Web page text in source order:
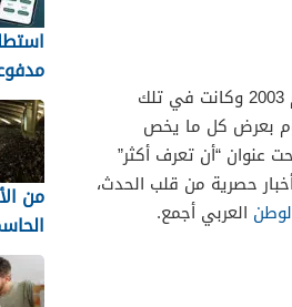
العربية الإخبارية تم إطلاقها للمرة الأولى على النايل سات في عام 2003 وكانت في تلك
بعرض كل ما يخص
عنوان “أن تعرف أكثر”
حصرية من قلب الحدث،
العربي أجمع.
من
أكثر